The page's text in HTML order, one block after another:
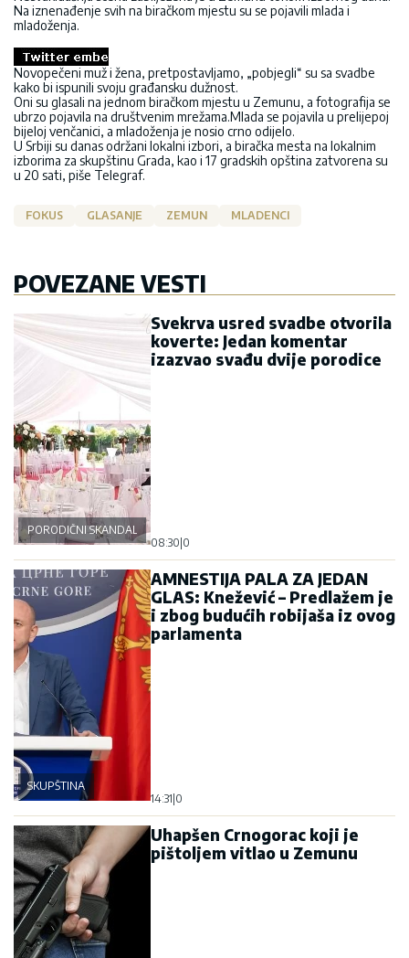
Na iznenađenje svih na biračkom mjestu su se pojavili mlada i
mladoženja.
Novopečeni muž i žena, pretpostavljamo, „pobjegli“ su sa svadbe
kako bi ispunili svoju građansku dužnost.
Oni su glasali na jednom biračkom mjestu u Zemunu, a fotografija se
ubrzo pojavila na društvenim mrežama.Mlada se pojavila u prelijepoj
bijeloj venčanici, a mladoženja je nosio crno odijelo.
U Srbiji su danas održani lokalni izbori, a biračka mesta na lokalnim
izborima za skupštinu Grada, kao i 17 gradskih opština zatvorena su
u 20 sati, piše Telegraf.
FOKUS GLASANJE ZEMUN MLADENCI
POVEZANE VESTI
PORODIČNI SKANDAL
Svekrva usred svadbe otvorila
koverte: Jedan komentar
izazvao svađu dvije porodice
08:30 0
SKUPŠTINA
AMNESTIJA PALA ZA JEDAN
GLAS: Knežević – Predlažem je
i zbog budućih robijaša iz ovog
parlamenta
14:31 0
Uhapšen Crnogorac koji je
pištoljem vitlao u Zemunu